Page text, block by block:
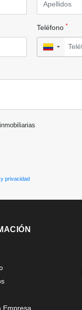
Teléfono *
▼
privacidad
Empresa